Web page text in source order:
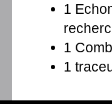
1
1
1